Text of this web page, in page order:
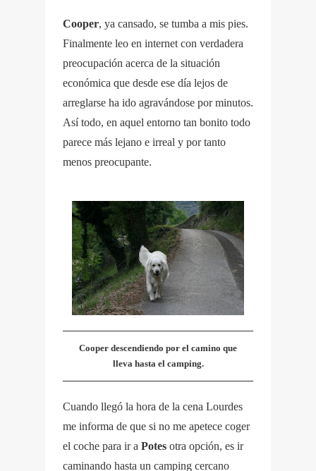
Cooper, ya cansado, se tumba a mis pies.
Finalmente leo en internet con verdadera
preocupación acerca de la situación
económica que desde ese día lejos de
arreglarse ha ido agravándose por minutos.
Así todo, en aquel entorno tan bonito todo
parece más lejano e irreal y por tanto
menos preocupante.
Cooper descendiendo por el camino que
lleva hasta el camping.
Cuando llegó la hora de la cena Lourdes
me informa de que si no me apetece coger
el coche para ir a Potes otra opción, es ir
caminando hasta un camping cercano